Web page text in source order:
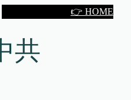
👉 HOME
共